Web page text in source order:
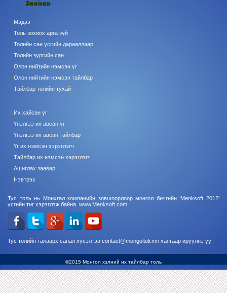
Мэдээ
Толь зохиох арга зүй
Толийн сан үсгийн дарааллаар
Толийн зургийн сан
Олон нийтийн нэмсэн үг
Олон нийтийн нэмсэн тайлбар
Тайлбар толийн тухай
Их хайсан үг
Үнэлгээ их авсан үг
Үнэлгээ их авсан тайлбар
Үг их нэмсэн хэрэглэгч
Тайлбар их нэмсэн хэрэглэгч
Ашиглах заавар
Нэвтрэх
Тус толь нь Мөнхгал компанийн зөвшөөрлөөр монгол бичгийн ‘Menksoft 2012’
үсгийн тиг хэрэглэж байна. www.Menksoft.com
Тус толийн талаарх санал хүсэлтээ contact@mongoltoli.mn хаягаар ирүүлнэ үү.
©2015 Монгол хэлний их тайлбар толь